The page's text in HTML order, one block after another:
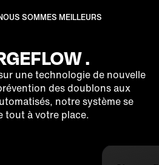
SOMMES MEILLEURS
.
une technologie de nouvelle
des doublons aux
notre système se
tout à votre place.